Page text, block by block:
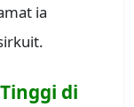
ia
di